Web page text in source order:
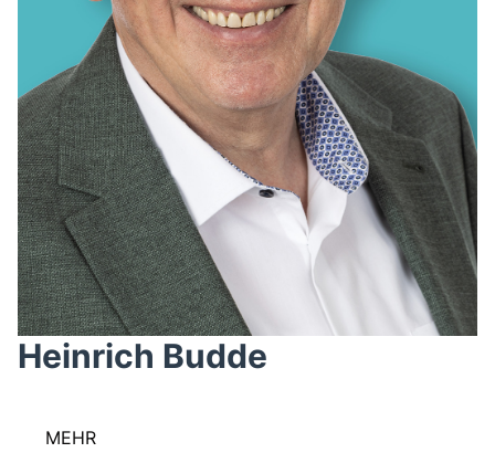
KREISWAHLAUSSCHUSS
POLIZEIBEIRAT
RECHNUNGSPRÜFUNG
AUSSCHUSS FÜR SOZIALES UND GESUNDHEIT
WAHLPRÜFUNGSAUSSCHUSS
AUSSCHUSS FÜR UMWELT, KLIMASCHUTZ, MOBILITÄT
UND PLANUNG
AUSSCHUSS FÜR DIGITALISIERUNG
AUSSCHUSS FÜR ÖFFENTLICHE ORDNUNG UND
BEVÖLKERUNGSSCHUTZ
AUSSCHUSS FÜR ARBEIT, WIRTSCHAFT UND
GLEICHSTELLUNG
AUSSCHUSS FÜR SCHULE, KULTUR UND SPORT
Heinrich Budde
MEHR